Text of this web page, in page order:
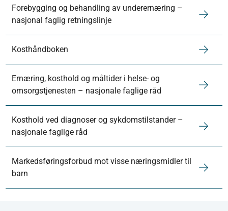
Forebygging og behandling av underernæring –
nasjonal faglig retningslinje
Kosthåndboken
Ernæring, kosthold og måltider i helse- og
omsorgstjenesten – nasjonale faglige råd
Kosthold ved diagnoser og sykdomstilstander –
nasjonale faglige råd
Markedsføringsforbud mot visse næringsmidler til
barn